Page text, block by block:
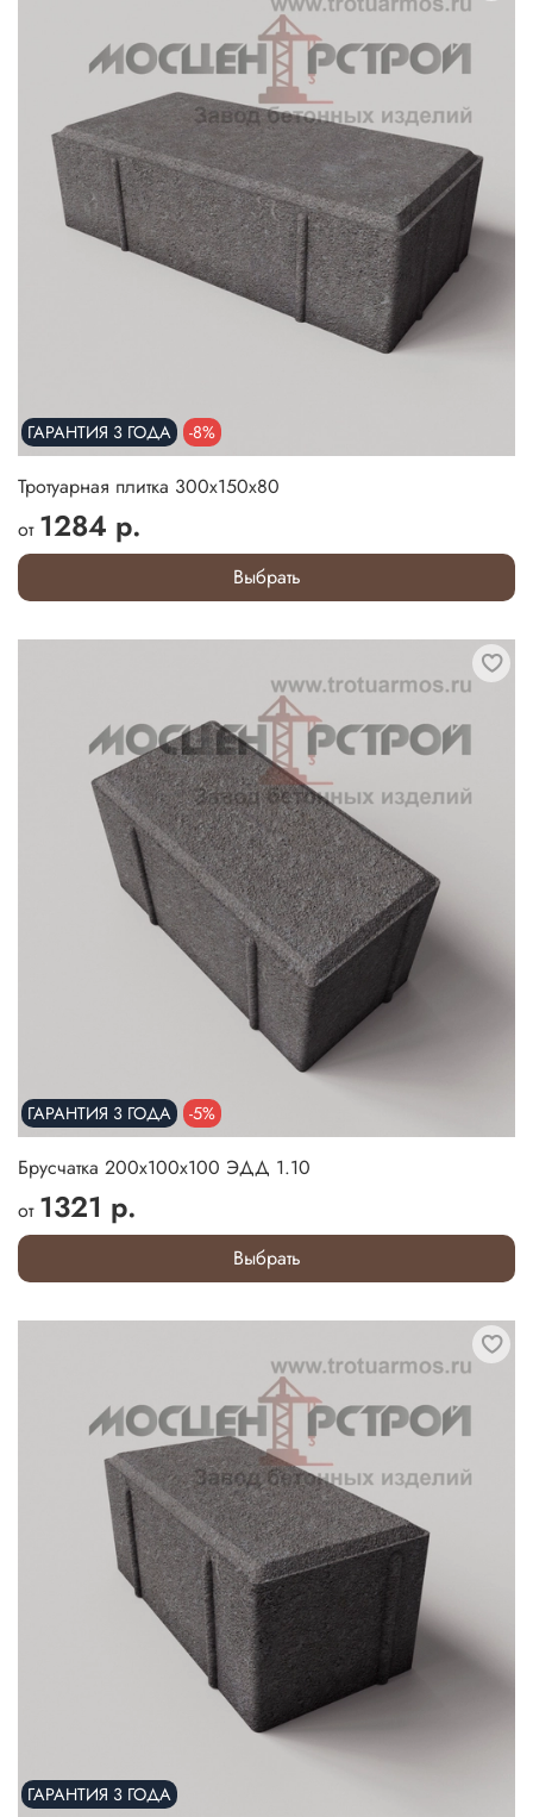
ГАРАНТИЯ 3 ГОДА -8%
Тротуарная плитка 300х150х80
от 1284 р.
Выбрать
ГАРАНТИЯ 3 ГОДА -5%
Брусчатка 200х100х100 ЭДД 1.10
от 1321 р.
Выбрать
ГАРАНТИЯ 3 ГОДА